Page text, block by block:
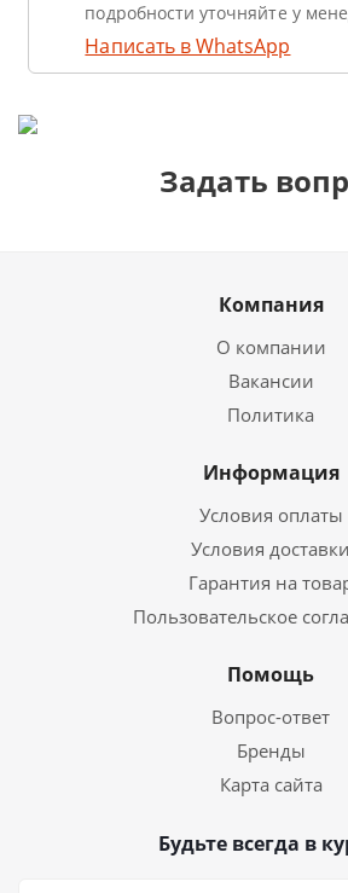
подробности уточняйте у
Написать в WhatsApp
Задать
Компания
О компании
Вакансии
Политика
Информация
Условия оплаты
Условия доставки
Гарантия на
Пользовательское
Помощь
Вопрос-ответ
Бренды
Карта сайта
Будьте всегда в